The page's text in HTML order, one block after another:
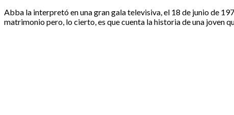
Abba la interpretó en una gran gala televisiva, el 18 de junio de
matrimonio pero, lo cierto, es que cuenta la historia de una joven